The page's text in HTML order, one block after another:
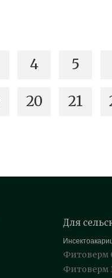
4 5
20 21
Для
Фитоверм
Фитоверм